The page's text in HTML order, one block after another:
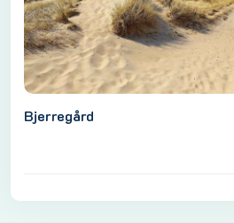
Bjerregård